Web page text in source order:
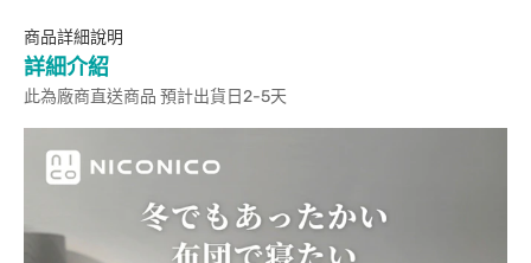
商品詳細說明
詳細介紹
此為廠商直送商品 預計出貨日2-5天